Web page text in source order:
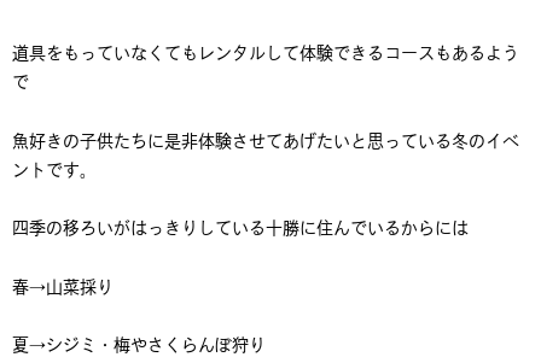
道具をもっていなくてもレンタルして体験できるコースもあるよう
で
魚好きの子供たちに是非体験させてあげたいと思っている冬のイベ
ントです。
四季の移ろいがはっきりしている十勝に住んでいるからには
春→山菜採り
夏→シジミ・梅やさくらんぼ狩り